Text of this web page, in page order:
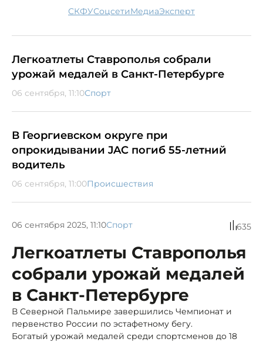
СКФУ соцсети медиа эксперт
Легкоатлеты Ставрополья собрали
урожай медалей в Санкт-Петербурге
06 сентября, 11:10Спорт
В Георгиевском округе при
опрокидывании JAC погиб 55-летний
водитель
06 сентября, 11:00Происшествия
06 сентября 2025, 11:10Спорт 635
Легкоатлеты Ставрополья
собрали урожай медалей
в Санкт-Петербурге
В Северной Пальмире завершились Чемпионат и
первенство России по эстафетному бегу.
Богатый урожай медалей среди спортсменов до 18